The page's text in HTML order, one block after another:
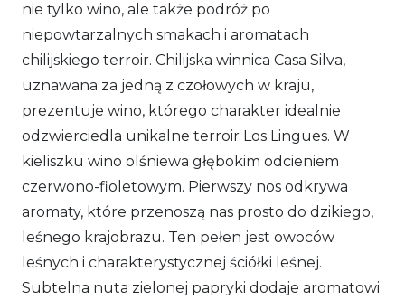
Terroir
Los
Lingues
Carmenere
nie tylko wino, ale także podróż po
niepowtarzalnych smakach i aromatach
chilijskiego terroir. Chilijska winnica Casa Silva,
uznawana za jedną z czołowych w kraju,
prezentuje wino, którego charakter idealnie
odzwierciedla unikalne terroir Los Lingues. W
kieliszku wino olśniewa głębokim odcieniem
czerwono-fioletowym. Pierwszy nos odkrywa
aromaty, które przenoszą nas prosto do dzikiego,
leśnego krajobrazu. Ten pełen jest owoców
leśnych i charakterystycznej ściółki leśnej.
Subtelna nuta zielonej papryki dodaje aromatowi